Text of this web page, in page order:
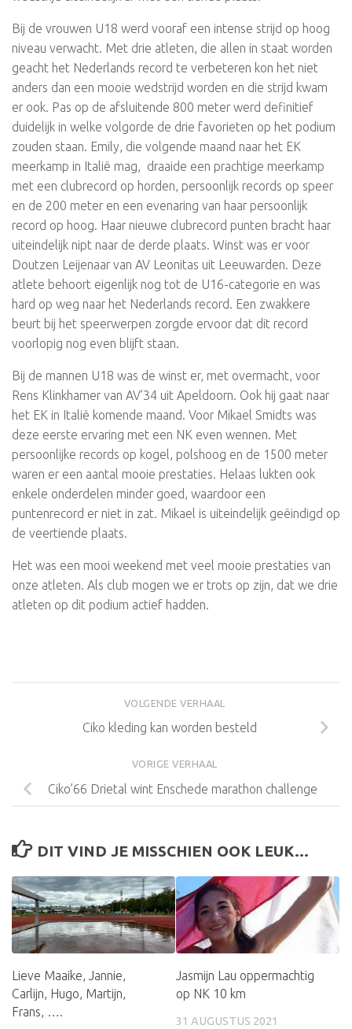
Bij de vrouwen U18 werd vooraf een intense strijd op hoog
niveau verwacht. Met drie atleten, die allen in staat worden
geacht het Nederlands record te verbeteren kon het niet
anders dan een mooie wedstrijd worden en die strijd kwam
er ook. Pas op de afsluitende 800 meter werd definitief
duidelijk in welke volgorde de drie favorieten op het podium
zouden staan. Emily, die volgende maand naar het EK
meerkamp in Italië mag, draaide een prachtige meerkamp
met een clubrecord op horden, persoonlijk records op speer
en de 200 meter en een evenaring van haar persoonlijk
record op hoog. Haar nieuwe clubrecord punten bracht haar
uiteindelijk nipt naar de derde plaats. Winst was er voor
Doutzen Leijenaar van AV Leonitas uit Leeuwarden. Deze
atlete behoort eigenlijk nog tot de U16-categorie en was
hard op weg naar het Nederlands record. Een zwakkere
beurt bij het speerwerpen zorgde ervoor dat dit record
voorlopig nog even blijft staan.
Bij de mannen U18 was de winst er, met overmacht, voor
Rens Klinkhamer van AV’34 uit Apeldoorn. Ook hij gaat naar
het EK in Italië komende maand. Voor Mikael Smidts was
deze eerste ervaring met een NK even wennen. Met
persoonlijke records op kogel, polshoog en de 1500 meter
waren er een aantal mooie prestaties. Helaas lukten ook
enkele onderdelen minder goed, waardoor een
puntenrecord er niet in zat. Mikael is uiteindelijk geëindigd op
de veertiende plaats.
Het was een mooi weekend met veel mooie prestaties van
onze atleten. Als club mogen we er trots op zijn, dat we drie
atleten op dit podium actief hadden.
VOLGENDE VERHAAL
Ciko kleding kan worden besteld
VORIGE VERHAAL
Ciko’66 Drietal wint Enschede marathon challenge
DIT VIND JE MISSCHIEN OOK LEUK...
Lieve Maaike, Jannie,
Carlijn, Hugo, Martijn,
Frans, ….
Jasmijn Lau oppermachtig
op NK 10 km
31 AUGUSTUS 2021